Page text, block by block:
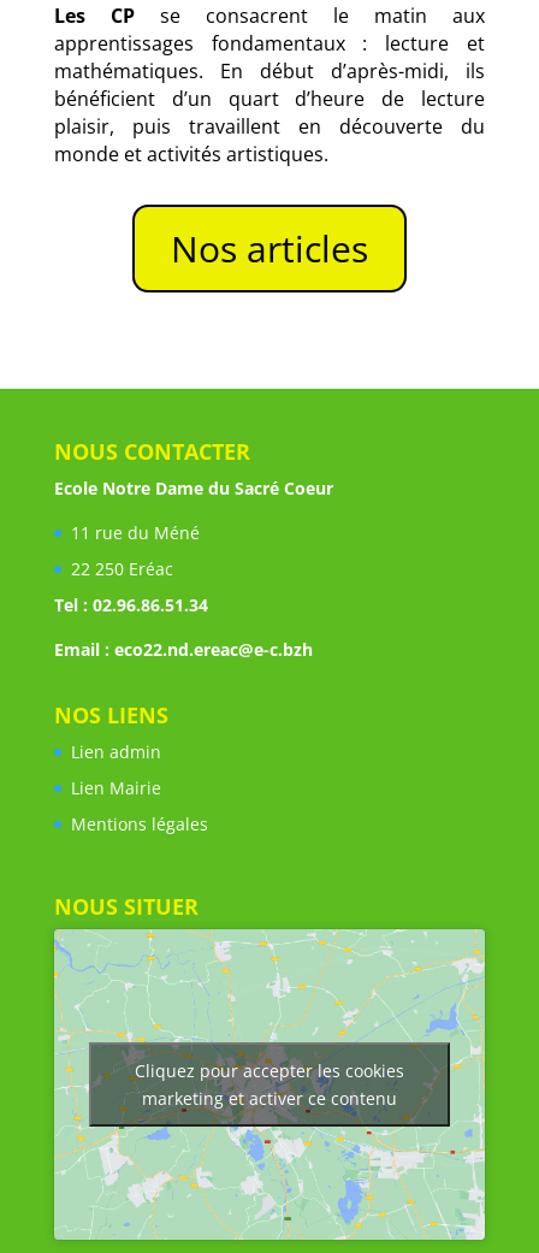
Les CPse consacrent le matin aux
apprentissages fondamentaux : lecture et
mathématiques. En début d’après-midi, ils
bénéficient d’un quart d’heure de lecture
plaisir, puis travaillent en découverte du
monde et activités artistiques.
Nos articles
NOUS CONTACTER
Ecole Notre Dame du Sacré Coeur
11 rue du Méné
22 250 Eréac
Tel : 02.96.86.51.34
Email : eco22.nd.ereac@e-c.bzh
NOS LIENS
Lien admin
Lien Mairie
Mentions légales
NOUS SITUER
Cliquez pour accepter les cookies
marketing et activer ce contenu